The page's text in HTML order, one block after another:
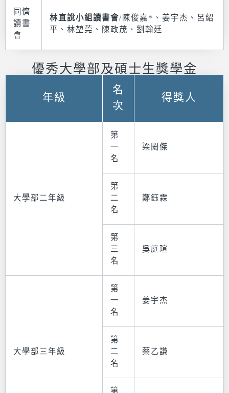
同儕
讀書
會
林直說小組讀書會/陳俊嘉*、姜宇杰、呂紹
平、林堃莞、陳政茂、劉翰廷
優秀大學部及碩士生獎學金
年級
名
次
得獎人
大學部二年級
第
一
名
梁閎傑
第
二
名
鄭鈺霖
第
三
名
吳庭瑄
大學部三年級
第
一
名
姜宇杰
第
二
名
蔡乙謙